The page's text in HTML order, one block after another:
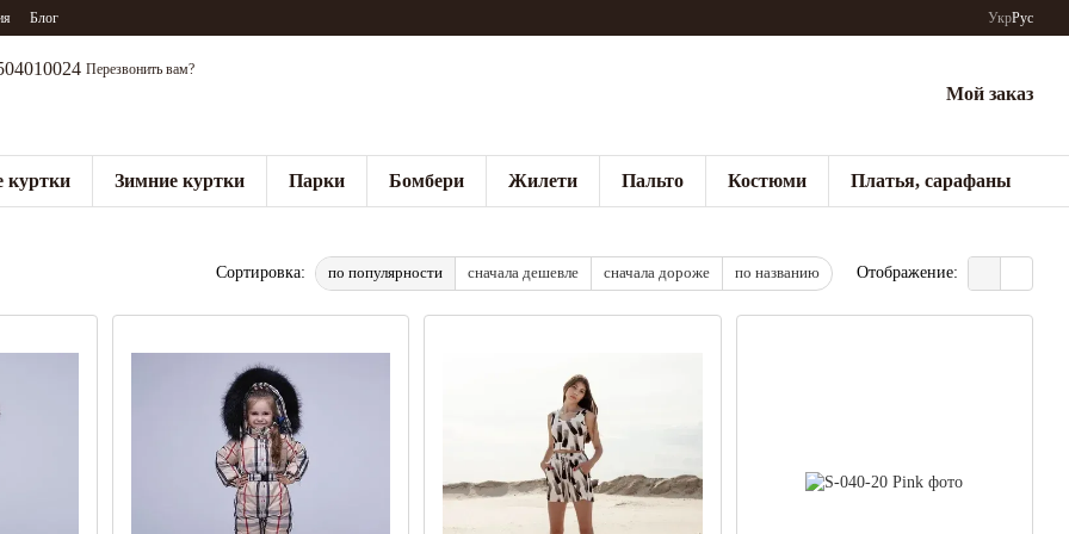
Блог УкрРус
Перезвонить вам?
Мой заказ
куртки Зимние куртки Парки Бомбери Жилети Пальто Костюми Платья, сарафаны
Сортировка: по популярности сначала дешевле сначала дороже по названию Отображение: